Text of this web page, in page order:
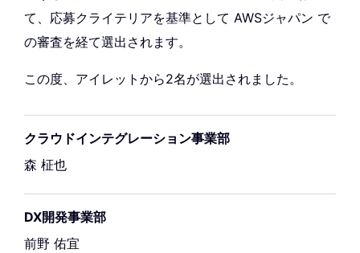
て、応募クライテリアを基準として AWSジャパン で
の審査を経て選出されます。
この度、アイレットから2名が選出されました。
クラウドインテグレーション事業部
森 柾也
DX開発事業部
前野 佑宜